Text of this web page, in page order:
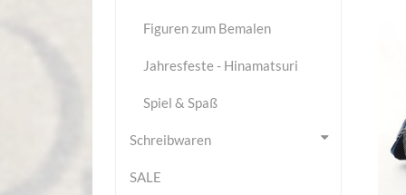
Figuren zum Bemalen
Jahresfeste - Hinamatsuri
Spiel & Spaß
Schreibwaren
SALE